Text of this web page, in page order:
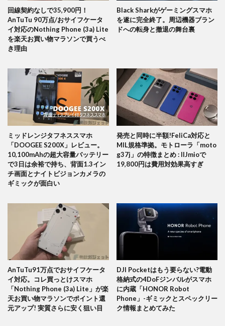
回線契約なしで35,900円！
AnTuTu 90万点/おサイフケータ
イ対応のNothing Phone (3a) Lite
を楽天お買い物マラソンで買うべ
き理由
Black Sharkがゲーミングスマホ
を遂に完全終了。周辺機器ブラン
ドへの転身と撤退の舞台裏
ミッドレンジタフネススマホ
「DOOGEE S200X」レビュー。
10,100mAhの超大容量バッテリー
で3日は余裕で持ち、背面1.3イン
チ画面とナイトビジョンカメラの
ギミックが面白い
発売と同時に半額!FeliCa対応と
MIL規格準拠。モトローラ「moto
g37j」の特徴まとめ : IIJmioで
19,800円は費用対効果高すぎ
AnTuTu91万点でおサイフケータ
イ対応。コレ買っとけスマホ
「Nothing Phone (3a) Lite」が楽
天お買い物マラソンでポイント還
元アップ! 実質さらに安く狙い目
DJI Pocketはもう要らない?電動
格納式の4DoFジンバルがスマホ
に内蔵「HONOR Robot
Phone」-ギミックとスペックリー
ク情報まとめてみた